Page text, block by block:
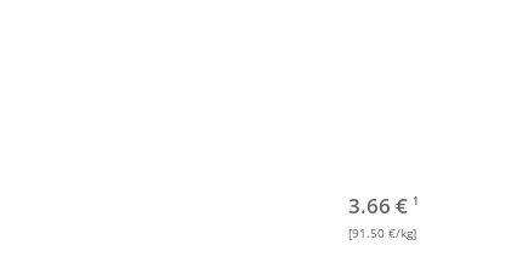
3.66 € 1
[91.50 €/kg]